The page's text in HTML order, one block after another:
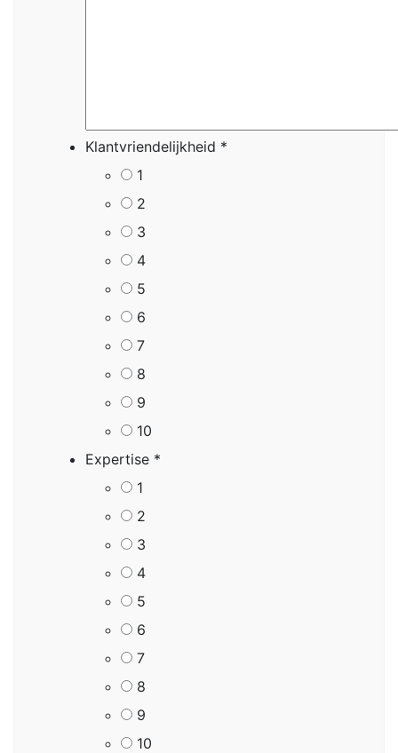
Klantvriendelijkheid *
1
2
3
4
5
6
7
8
9
10
Expertise *
1
2
3
4
5
6
7
8
9
10